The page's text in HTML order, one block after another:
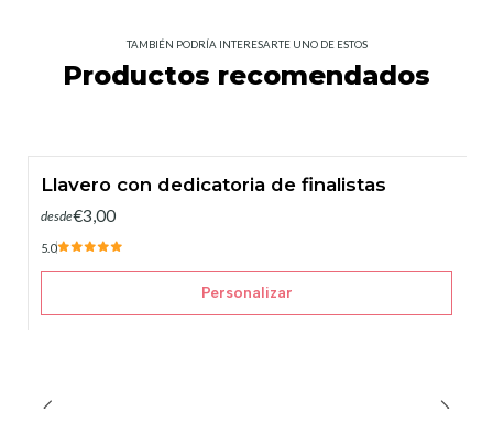
TAMBIÉN PODRÍA INTERESARTE UNO DE ESTOS
Productos recomendados
Llavero con dedicatoria de finalistas
desde€3,00
5.0
Personalizar